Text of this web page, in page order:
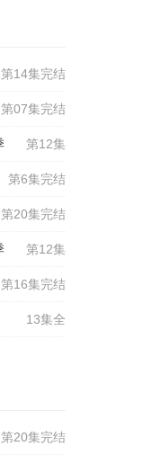
第14集完结
第07集完结
第12集
第6集完结
第20集完结
第12集
第16集完结
13集全
第20集完结